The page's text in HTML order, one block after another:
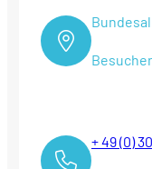
+ 49 (0)